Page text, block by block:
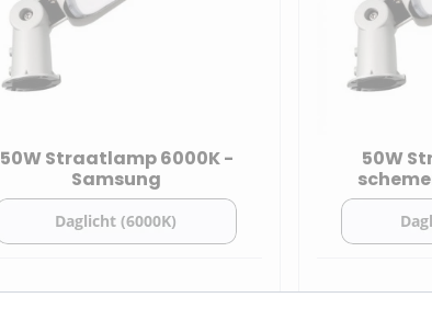
50W Straatlamp 6000K -
Samsung
50W